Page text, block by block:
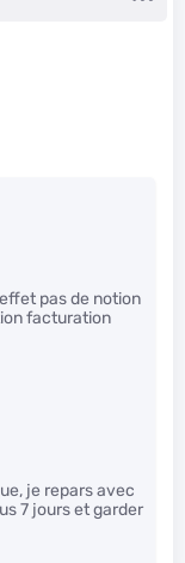
pas de notion
facturation
je repars avec
7 jours et garder